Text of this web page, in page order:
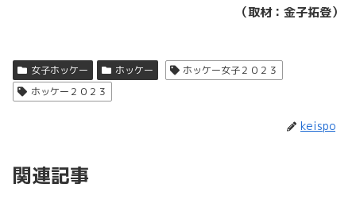
（取材：金子拓登）
女子ホッケー ホッケー
ホッケー女子２０２３
ホッケー２０２３
keispo
関連記事